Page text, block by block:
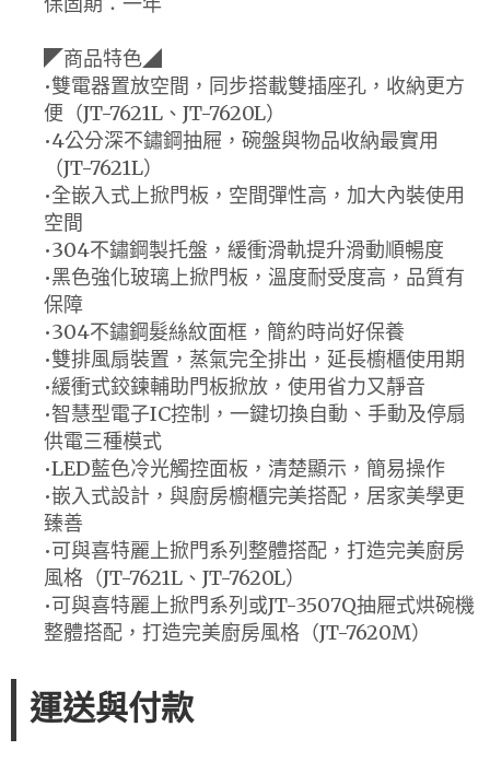
◤商品特色◢
•雙電器置放空間，同步搭載雙插座孔，收納更方
便（JT-7621L、JT-7620L）
•4公分深不鏽鋼抽屜，碗盤與物品收納最實用
（JT-7621L）
•全嵌入式上掀門板，空間彈性高，加大內裝使用
空間
•304不鏽鋼製托盤，緩衝滑軌提升滑動順暢度
•黑色強化玻璃上掀門板，溫度耐受度高，品質有
保障
•304不鏽鋼髮絲紋面框，簡約時尚好保養
•雙排風扇裝置，蒸氣完全排出，延長櫥櫃使用期
•緩衝式鉸鍊輔助門板掀放，使用省力又靜音
•智慧型電子IC控制，一鍵切換自動、手動及停扇
供電三種模式
•LED藍色冷光觸控面板，清楚顯示，簡易操作
•嵌入式設計，與廚房櫥櫃完美搭配，居家美學更
臻善
•可與喜特麗上掀門系列整體搭配，打造完美廚房
風格（JT-7621L、JT-7620L）
•可與喜特麗上掀門系列或JT-3507Q抽屜式烘碗機
整體搭配，打造完美廚房風格（JT-7620M）
運送與付款